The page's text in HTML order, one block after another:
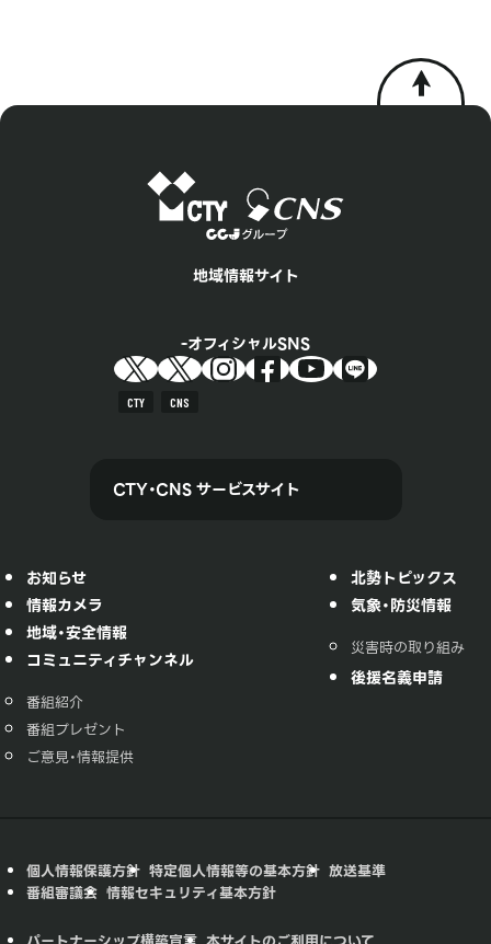
地域情報サイト
オフィシャルSNS
CTY CNS
CTY・CNS サービスサイト
お知らせ
情報カメラ
地域・安全情報
コミュニティチャンネル
番組紹介
番組プレゼント
ご意見・情報提供
北勢トピックス
気象・防災情報
災害時の取り組み
後援名義申請
個人情報保護方針 特定個人情報等の基本方針 放送基準
番組審議会 情報セキュリティ基本方針